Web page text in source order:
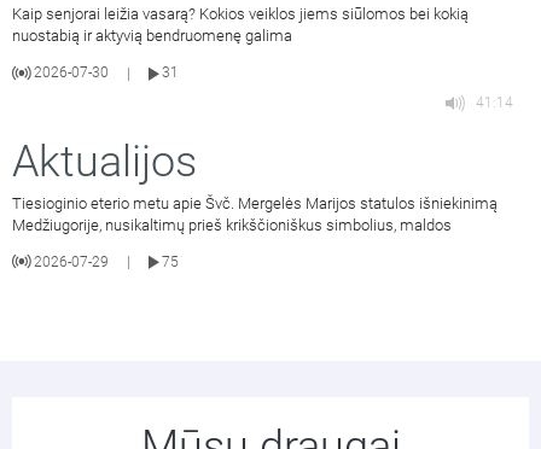
Kaip senjorai leižia vasarą? Kokios veiklos jiems siūlomos bei kokią
nuostabią ir aktyvią bendruomenę galima
2026-07-30
31
41:14
Aktualijos
Tiesioginio eterio metu apie Švč. Mergelės Marijos statulos išniekinimą
Medžiugorije, nusikaltimų prieš krikščioniškus simbolius, maldos
2026-07-29 75